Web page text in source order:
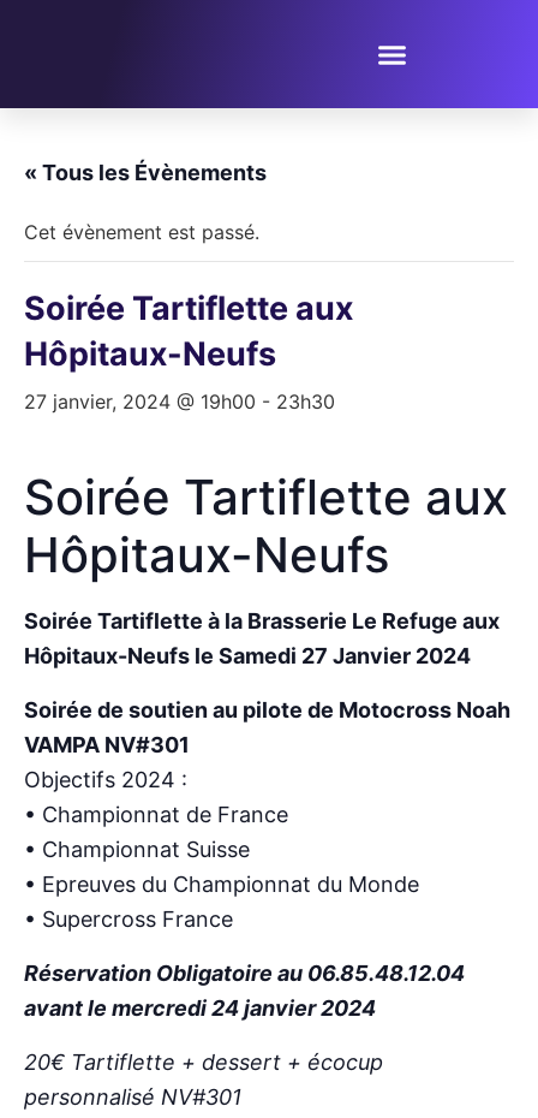
« Tous les Évènements
Cet évènement est passé.
Soirée Tartiflette aux
Hôpitaux-Neufs
27 janvier, 2024 @ 19h00 - 23h30
Soirée Tartiflette aux
Hôpitaux-Neufs
Soirée Tartiflette à la Brasserie Le Refuge aux
Hôpitaux-Neufs le Samedi 27 Janvier 2024
Soirée de soutien au pilote de Motocross Noah
VAMPA NV#301
Objectifs 2024 :
• Championnat de France
• Championnat Suisse
• Epreuves du Championnat du Monde
• Supercross France
Réservation Obligatoire au 06.85.48.12.04
avant le mercredi 24 janvier 2024
20€ Tartiflette + dessert + écocup
personnalisé NV#301